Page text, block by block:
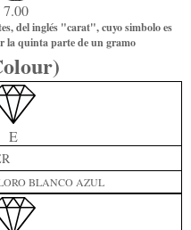
7.00
del inglés "carat", cuyo simbolo es
la quinta parte de un gramo
E
BLANCO AZUL